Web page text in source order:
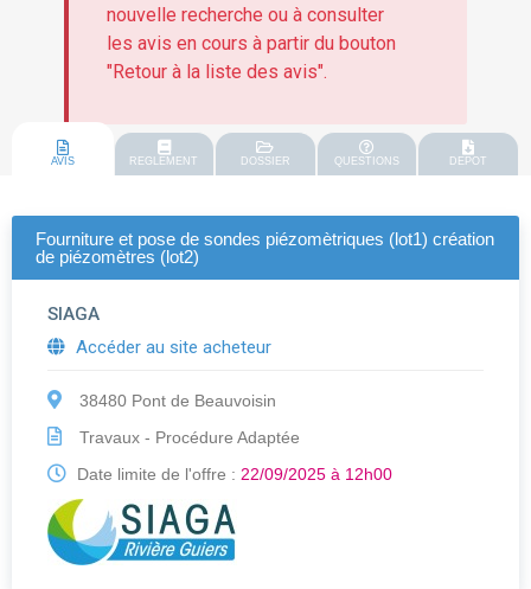
nouvelle recherche ou à consulter
les avis en cours à partir du bouton
"Retour à la liste des avis".
AVIS REGLEMENT DOSSIER QUESTIONS DEPOT
Fourniture et pose de sondes piézomètriques (lot1) création
de piézomètres (lot2)
SIAGA
Accéder au site acheteur
38480 Pont de Beauvoisin
Travaux - Procédure Adaptée
Date limite de l'offre : 22/09/2025 à 12h00